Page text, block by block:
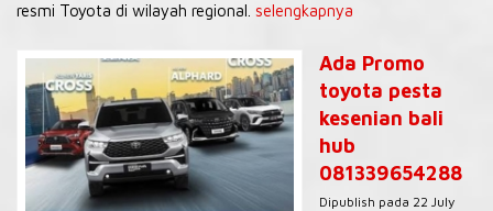
resmi Toyota di wilayah regional. selengkapnya
Ada Promo
toyota pesta
kesenian bali
hub
081339654288
Dipublish pada 22 July